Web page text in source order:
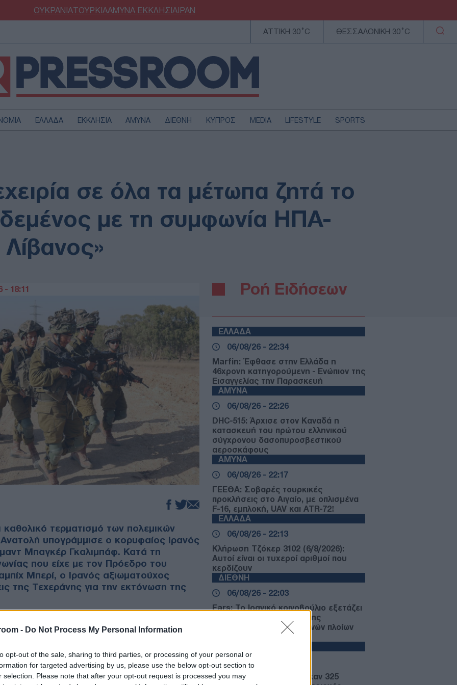
- Do Not Process My Personal Information
opt-out of the sale, sharing to third parties, or processing of your personal or
for targeted advertising by us, please use the below opt-out section to
selection. Please note that after your opt-out request is processed you may
ΟΥΚΡΑΝΙΑΤΟΥΡΚΙΑΑΜΥΝΑΕΚΚΛΗΣΙΑΙΡΑΝ
ΑΤΤΙΚΗ 30°C ΘΕΣΣΑΛΟΝΙΚΗ 30°C
ΕΛΛΑΔΑ ΕΚΚΛΗΣΙΑ ΑΜΥΝΑ ΔΙΕΘΝΗ ΚΥΠΡΟΣ MEDIA LIFESTYLE SPORTS
ΥΓΕΙΑ
ΤΕΧΝΟΛΟΓΙΑ
σε όλα τα μέτωπα ζητά το
με τη συμφωνία ΗΠΑ-
- 18:11
τερματισμό των πολεμικών
υπογράμμισε ο κορυφαίος Ιρανός
Μπαγκέρ Γκαλιμπάφ. Κατά τη
που είχε με τον Πρόεδρο του
Μπερί, ο Ιρανός αξιωματούχος
της Τεχεράνης για την εκτόνωση της
η αποκλιμάκωση της έντασης
συγκρούσεων σε κάθε ανοιχτό μέτωπο,
Λιβάνου.
την πλήρη αποχώρηση των ισραηλινών
Ροή Ειδήσεων
ΕΛΛΑΔΑ
06/08/26 - 22:34
Marfin: Έφθασε στην Ελλάδα η
46χρονη κατηγορούμενη - Ενώπιον της
Εισαγγελίας την Παρασκευή
ΑΜΥΝΑ
06/08/26 - 22:26
DHC-515: Άρχισε στον Καναδά η
κατασκευή του πρώτου ελληνικού
σύγχρονου δασοπυροσβεστικού
αεροσκάφους
ΑΜΥΝΑ
06/08/26 - 22:17
ΓΕΕΘΑ: Σοβαρές τουρκικές
προκλήσεις στο Αιγαίο, με οπλισμένα
F-16, εμπλοκή, UAV και ATR-72!
ΕΛΛΑΔΑ
06/08/26 - 22:13
Κλήρωση Τζόκερ 3102 (6/8/2026):
Αυτοί είναι οι τυχεροί αριθμοί που
κερδίζουν
ΔΙΕΘΝΗ
06/08/26 - 22:03
Fars: Το Ιρανικό κοινοβούλιο εξετάζει
την απαγόρευση διέλευσης
αμερικανικών και ισραηλινών πλοίων
06/08/26 - 21:31
Πυρκαγιές: Ολοκληρώθηκαν 325